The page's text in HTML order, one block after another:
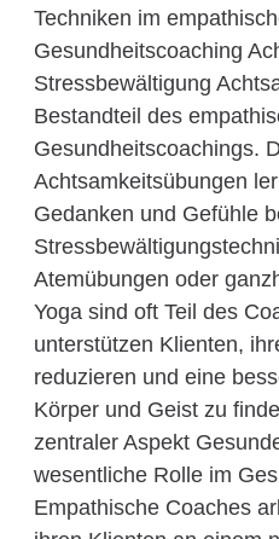
Techniken im
Gesundheitscoaching
Stressbewältigung
Bestandteil des
Gesundheitscoachings.
Achtsamkeitsübungen
Gedanken und Gefühle
Atemübungen oder
Yoga sind oft Teil des
unterstützen Klienten,
reduzieren und eine
Körper und Geist zu
zentraler Aspekt
wesentliche Rolle im
Empathische Coaches